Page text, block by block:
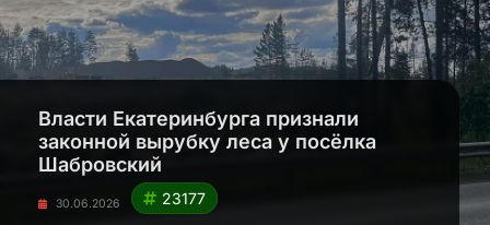
Власти Екатеринбурга признали
законной вырубку леса у посёлка
Шабровский
30.06.2026 23177